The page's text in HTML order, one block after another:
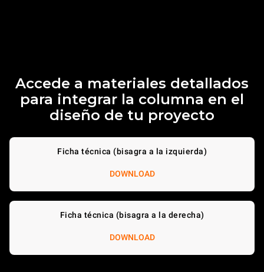
Accede a materiales detallados
para integrar la columna en el
diseño de tu proyecto
Ficha técnica (bisagra a la izquierda)
DOWNLOAD
Ficha técnica (bisagra a la derecha)
DOWNLOAD